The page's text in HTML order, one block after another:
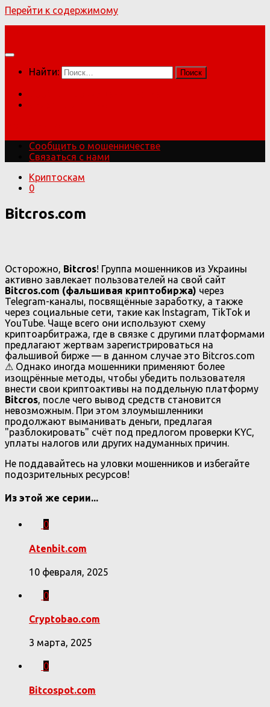
Перейти к содержимому
Найти:
Сообщить о мошенничестве
Связаться с нами
Криптоскам
0
Bitcros.com
Осторожно, Bitcros! Группа мошенников из Украины
активно завлекает пользователей на свой сайт
Bitcros.com (фальшивая криптобиржа) через
Telegram-каналы, посвящённые заработку, а также
через социальные сети, такие как Instagram, TikTok и
YouTube. Чаще всего они используют схему
криптоарбитража, где в связке с другими платформами
предлагают жертвам зарегистрироваться на
фальшивой бирже — в данном случае это Bitcros.com
⚠ Однако иногда мошенники применяют более
изощрённые методы, чтобы убедить пользователя
внести свои криптоактивы на поддельную платформу
Bitcros, после чего вывод средств становится
невозможным. При этом злоумышленники
продолжают выманивать деньги, предлагая
"разблокировать" счёт под предлогом проверки KYC,
уплаты налогов или других надуманных причин.
Не поддавайтесь на уловки мошенников и избегайте
подозрительных ресурсов!
Из этой же серии...
0
Atenbit.com
10 февраля, 2025
0
Cryptobao.com
3 марта, 2025
0
Bitcospot.com